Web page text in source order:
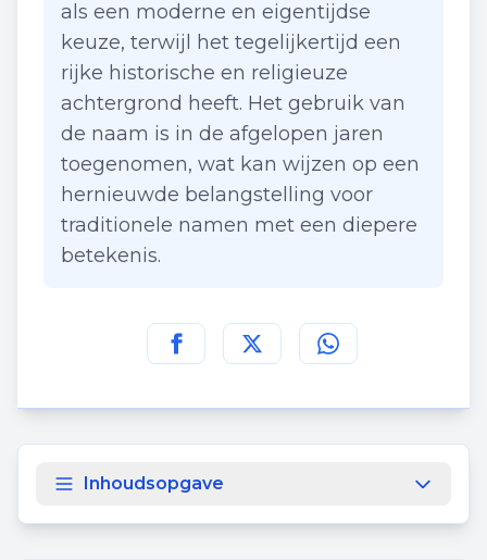
als een moderne en eigentijdse
keuze, terwijl het tegelijkertijd een
rijke historische en religieuze
achtergrond heeft. Het gebruik van
de naam is in de afgelopen jaren
toegenomen, wat kan wijzen op een
hernieuwde belangstelling voor
traditionele namen met een diepere
betekenis.
Deel deze pagina op
Deel deze pagina op
Deel deze pagina
Inhoudsopgave